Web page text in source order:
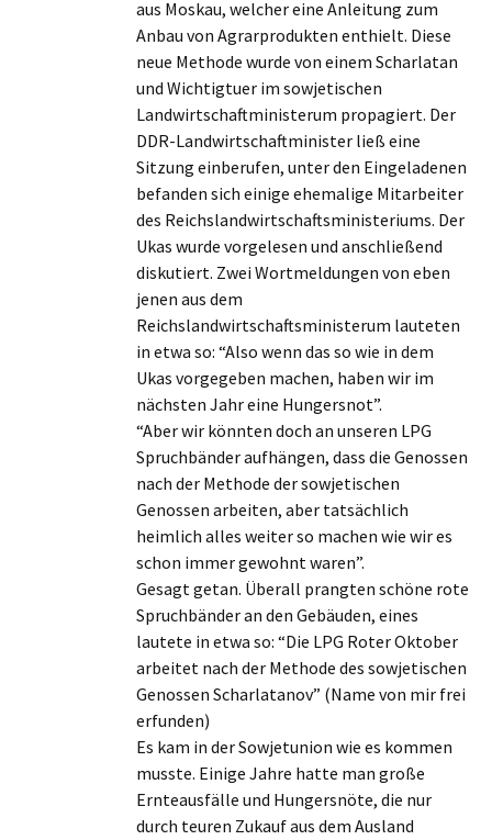
aus Moskau, welcher eine Anleitung zum
Anbau von Agrarprodukten enthielt. Diese
neue Methode wurde von einem Scharlatan
und Wichtigtuer im sowjetischen
Landwirtschaftministerum propagiert. Der
DDR-Landwirtschaftminister ließ eine
Sitzung einberufen, unter den Eingeladenen
befanden sich einige ehemalige Mitarbeiter
des Reichslandwirtschaftsministeriums. Der
Ukas wurde vorgelesen und anschließend
diskutiert. Zwei Wortmeldungen von eben
jenen aus dem
Reichslandwirtschaftsministerum lauteten
in etwa so: “Also wenn das so wie in dem
Ukas vorgegeben machen, haben wir im
nächsten Jahr eine Hungersnot”.
“Aber wir könnten doch an unseren LPG
Spruchbänder aufhängen, dass die Genossen
nach der Methode der sowjetischen
Genossen arbeiten, aber tatsächlich
heimlich alles weiter so machen wie wir es
schon immer gewohnt waren”.
Gesagt getan. Überall prangten schöne rote
Spruchbänder an den Gebäuden, eines
lautete in etwa so: “Die LPG Roter Oktober
arbeitet nach der Methode des sowjetischen
Genossen Scharlatanov” (Name von mir frei
erfunden)
Es kam in der Sowjetunion wie es kommen
musste. Einige Jahre hatte man große
Ernteausfälle und Hungersnöte, die nur
durch teuren Zukauf aus dem Ausland